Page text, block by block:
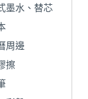
墨水、替芯
周邊
擦